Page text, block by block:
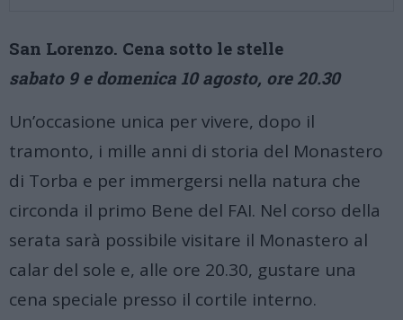
San Lorenzo. Cena sotto le stelle
sabato 9 e domenica 10 agosto, ore 20.30
Un’occasione unica per vivere, dopo il
tramonto, i mille anni di storia del Monastero
di Torba e per immergersi nella natura che
circonda il primo Bene del FAI. Nel corso della
serata sarà possibile visitare il Monastero al
calar del sole e, alle ore 20.30, gustare una
cena speciale presso il cortile interno.